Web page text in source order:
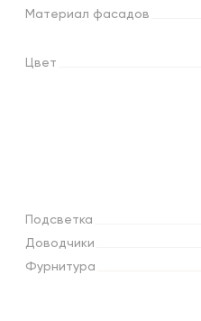
Материал фасадов
Цвет
Подсветка
Доводчики
Фурнитура